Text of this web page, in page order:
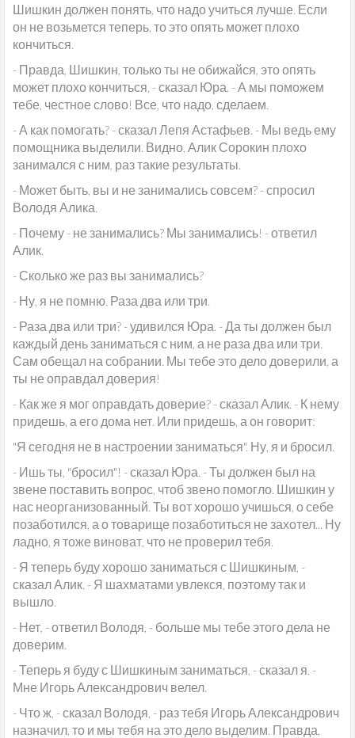
Шишкин должен понять, что надо учиться лучше. Если
он не возьмется теперь, то это опять может плохо
кончиться.
- Правда, Шишкин, только ты не обижайся, это опять
может плохо кончиться, - сказал Юра. - А мы поможем
тебе, честное слово! Все, что надо, сделаем.
- А как помогать? - сказал Лепя Астафьев. - Мы ведь ему
помощника выделили. Видно, Алик Сорокин плохо
занимался с ним, раз такие результаты.
- Может быть, вы и не занимались совсем? - спросил
Володя Алика.
- Почему - не занимались? Мы занимались! - ответил
Алик.
- Сколько же раз вы занимались?
- Ну, я не помню. Раза два или три.
- Раза два или три? - удивился Юра. - Да ты должен был
каждый день заниматься с ним, а не раза два или три.
Сам обещал на собрании. Мы тебе это дело доверили, а
ты не оправдал доверия!
- Как же я мог оправдать доверие? - сказал Алик. - К нему
придешь, а его дома нет. Или придешь, а он говорит:
"Я сегодня не в настроении заниматься". Ну, я и бросил.
- Ишь ты, "бросил"! - сказал Юра. - Ты должен был на
звене поставить вопрос, чтоб звено помогло. Шишкин у
нас неорганизованный. Ты вот хорошо учишься, о себе
позаботился, а о товарище позаботиться не захотел... Ну
ладно, я тоже виноват, что не проверил тебя.
- Я теперь буду хорошо заниматься с Шишкиным, -
сказал Алик. - Я шахматами увлекся, поэтому так и
вышло.
- Нет, - ответил Володя, - больше мы тебе этого дела не
доверим.
- Теперь я буду с Шишкиным заниматься, - сказал я. -
Мне Игорь Александрович велел.
- Что ж, - сказал Володя, - раз тебя Игорь Александрович
назначил, то и мы тебя на это дело выделим. Правда,